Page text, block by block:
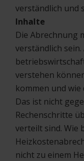
verständlich und
Inhalte
Die Abrechnung
verständlich
verstehen
kommen und
Das ist nicht
Rechenschritte
verteilt sind. Wie
nicht zu einem